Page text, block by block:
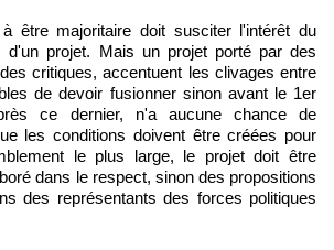
être majoritaire doit susciter l'intérêt du
d'un projet. Mais un projet porté par des
critiques, accentuent les clivages entre
de devoir fusionner sinon avant le 1er
ce dernier, n'a aucune chance de
les conditions doivent être créées pour
le plus large, le projet doit être
dans le respect, sinon des propositions
des représentants des forces politiques